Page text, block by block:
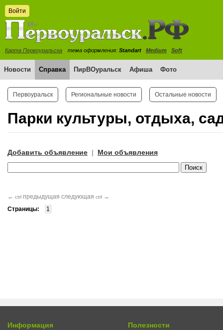
Войти
Карта Первоуральска тема оформления: Standart Medium Soft
Новости Справка ПирВОуральск Афиша Фото
Первоуральск Региональные новости Остальные новости
Парки культуры, отдыха,
Добавить объявление Мои объявления
← ctrl предыдущая следующая ctrl →
Страницы:
1
Информация Полезности